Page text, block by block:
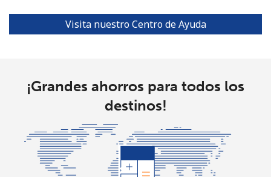
Ethiopia
Celular ⁦24.9p⁩
20 min por
-
Visita nuestro Centro de Ayuda
¡Grandes ahorros para todos los
destinos!